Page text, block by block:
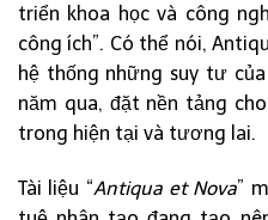
triển khoa học và công
công ích”. Có thể nói,
hệ thống những suy tư
năm qua, đặt nền tảng
trong hiện tại và tương lai.
Tài liệu “Antiqua et Nova”